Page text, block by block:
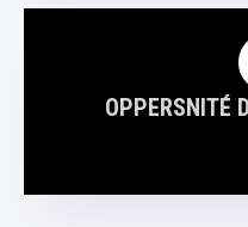
OPPERSNITÉ